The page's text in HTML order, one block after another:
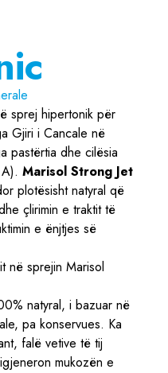
sprej hipertonik për
Gjiri i Cancale në
pastërtia dhe cilësia
Marisol Strong Jet
plotësisht natyral që
çlirimin e traktit të
e ënjtjes së
në sprejin Marisol
natyral, i bazuar në
pa konservues. Ka
falë vetive të tij
mukozën e